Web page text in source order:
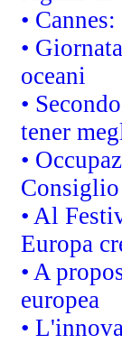
•
•
oceani
•
tener
•
• Al
Europa
• A
europea
•